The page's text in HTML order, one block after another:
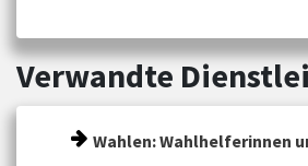
Verwandte
Wahlen: Wahlhelferinnen